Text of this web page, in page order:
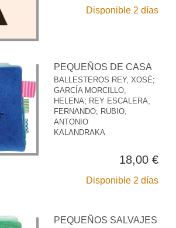
Disponible 2 días
PEQUEÑOS DE CASA
BALLESTEROS REY, XOSÉ;
GARCÍA MORCILLO,
HELENA; REY ESCALERA,
FERNANDO; RUBIO,
ANTONIO
KALANDRAKA
18,00 €
Disponible 2 días
PEQUEÑOS SALVAJES